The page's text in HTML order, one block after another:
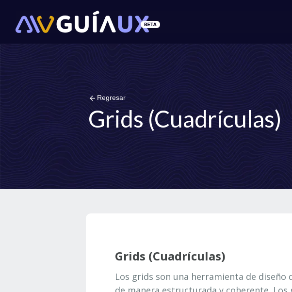
arrow_back Regresar
Grids (Cuadrículas)
Grids (Cuadrículas)
Los grids son una herramienta de